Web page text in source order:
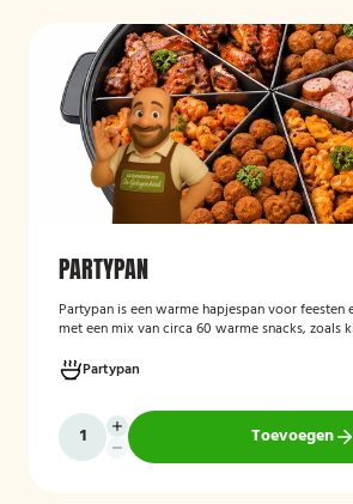
PARTYPAN
Partypan is een warme hapjespan voor feesten
met een mix van circa 60 warme snacks, zoals
geleverd en hoeft alleen nog verwarmd te
een eenvoudige en praktische cateringoplossing
verjaardagen, jubilea, bedrijfsfeesten en
Partypan
Toevoegen